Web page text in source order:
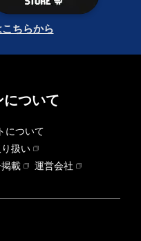
ちらから
について
について
扱い
載
運営会社